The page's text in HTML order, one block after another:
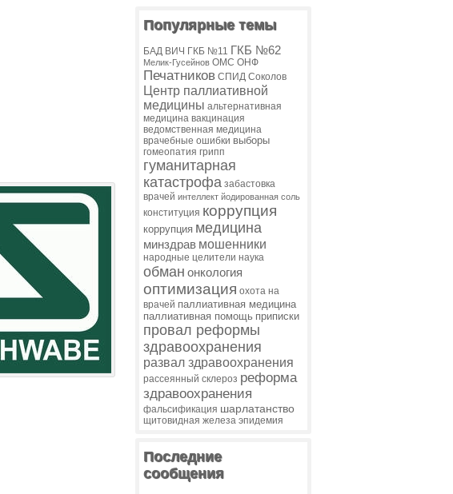
Популярные темы
БАД ВИЧ ГКБ №11 ГКБ №62
Мелик-Гусейнов ОМС ОНФ
Печатников СПИД Соколов
Центр паллиативной
медицины альтернативная
медицина вакцинация
ведомственная медицина
врачебные ошибки выборы
гомеопатия грипп
гуманитарная
катастрофа забастовка
врачей интеллект йодированная соль
конституция коррупция
коррупция медицина
минздрав мошенники
народные целители наука
обман онкология
оптимизация охота на
врачей паллиативная медицина
паллиативная помощь приписки
провал реформы
здравоохранения
развал здравоохранения
рассеянный склероз реформа
здравоохранения
фальсификация шарлатанство
щитовидная железа эпидемия
Последние
сообщения